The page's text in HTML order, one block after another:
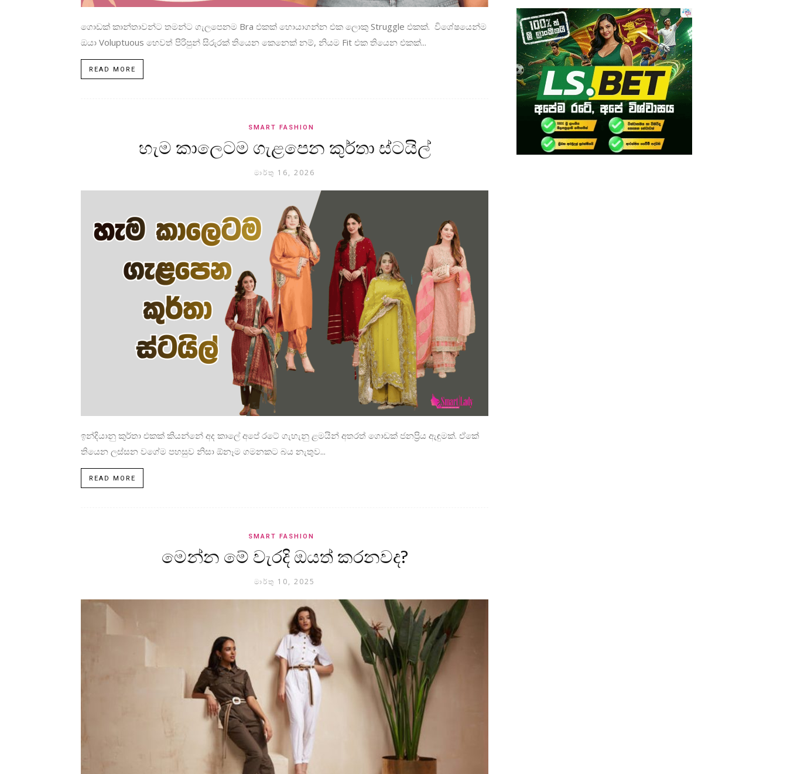
ගොඩක් කාන්තාවන්ට තමන්ට ගැලපෙනම Bra එකක් හොයාගන්න එක ලොකු Struggle එකක්. විශේෂයෙන්ම
ඔයා Voluptuous හෙවත් පිරිපුන් සිරුරක් තියෙන කෙනෙක් නම්, නියම Fit එක තියෙන එකක්...
READ MORE
SMART FASHION
හැම කාලෙටම ගැළපෙන කුර්තා ස්ටයිල්
මාර්තු 16, 2026
ඉන්දියානු කුර්තා එකක් කියන්නේ අද කාලේ අපේ රටේ ගැහැනු ළමයින් අතරත් ගොඩක් ජනප්‍රිය ඇඳුමක්. ඒකේ
තියෙන ලස්සන වගේම පහසුව නිසා ඕනෑම ගමනකට බය නැතුව...
READ MORE
SMART FASHION
මෙන්න මේ වැරදි ඔයත් කරනවද?
මාර්තු 10, 2025